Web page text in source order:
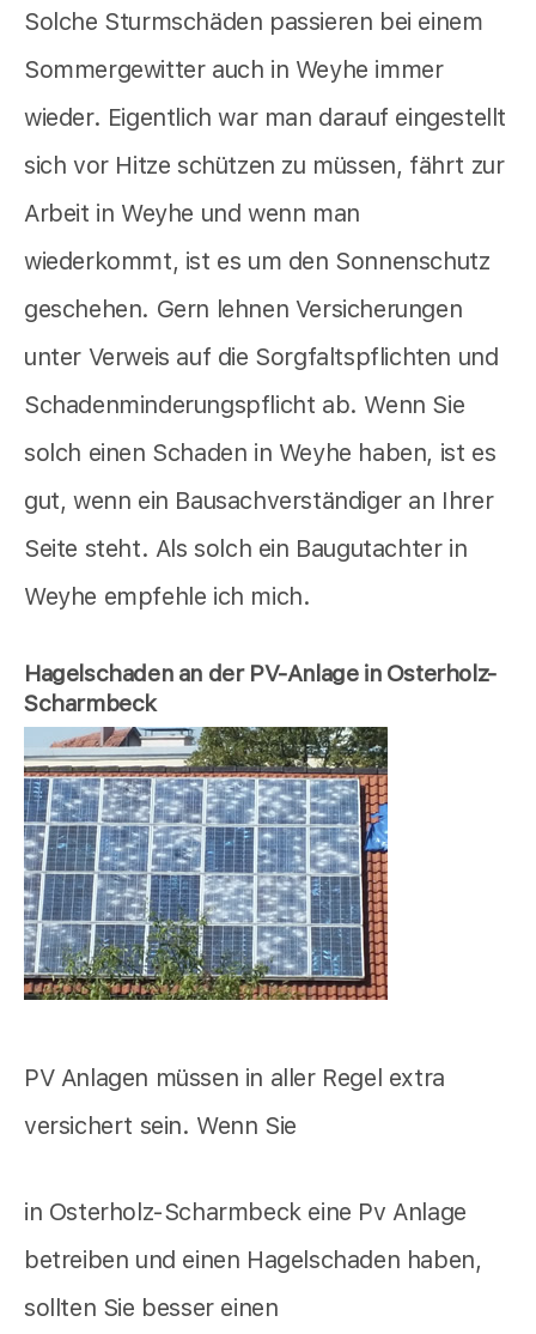
Solche Sturmschäden passieren bei einem
Sommergewitter auch in Weyhe immer
wieder. Eigentlich war man darauf eingestellt
sich vor Hitze schützen zu müssen, fährt zur
Arbeit in Weyhe und wenn man
wiederkommt, ist es um den Sonnenschutz
geschehen. Gern lehnen Versicherungen
unter Verweis auf die Sorgfaltspflichten und
Schadenminderungspflicht ab. Wenn Sie
solch einen Schaden in Weyhe haben, ist es
gut, wenn ein Bausachverständiger an Ihrer
Seite steht. Als solch ein Baugutachter in
Weyhe empfehle ich mich.
Hagelschaden an der PV-Anlage in Osterholz-
Scharmbeck
PV Anlagen müssen in aller Regel extra
versichert sein. Wenn Sie
in Osterholz-Scharmbeck eine Pv Anlage
betreiben und einen Hagelschaden haben,
sollten Sie besser einen